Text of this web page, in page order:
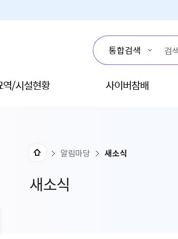
역/시설현황 사이버참배
새소식
알림마당 새소식